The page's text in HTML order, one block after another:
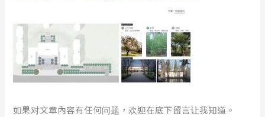
如果对文章內容有任何问题，欢迎在底下留言让我知道。